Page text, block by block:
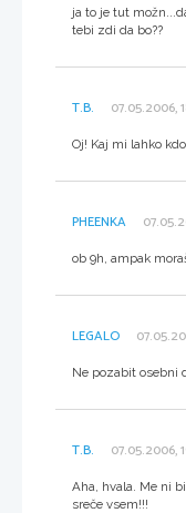
ja to je tut
tebi zdi da bo??
T.B. 07.05.2006,
Oj! Kaj mi lahko
PHEENKA
ob 9h, ampak
LEGALO
Ne pozabit osebni
T.B. 07.05.2006,
Aha, hvala. Me ni
sreče vsem!!!